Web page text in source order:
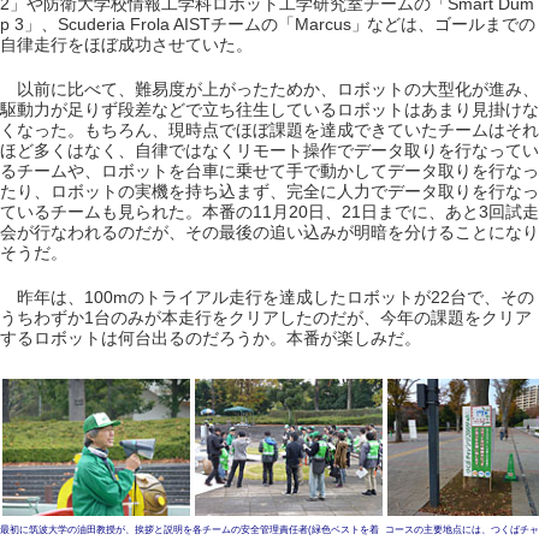
p 3」、Scuderia Frola AISTチームの「Marcus」などは、ゴールまでの
自律走行をほぼ成功させていた。
以前に比べて、難易度が上がったためか、ロボットの大型化が進み、
駆動力が足りず段差などで立ち往生しているロボットはあまり見掛けな
くなった。もちろん、現時点でほぼ課題を達成できていたチームはそれ
ほど多くはなく、自律ではなくリモート操作でデータ取りを行なってい
るチームや、ロボットを台車に乗せて手で動かしてデータ取りを行なっ
たり、ロボットの実機を持ち込まず、完全に人力でデータ取りを行なっ
ているチームも見られた。本番の11月20日、21日までに、あと3回試走
会が行なわれるのだが、その最後の追い込みが明暗を分けることになり
そうだ。
昨年は、100mのトライアル走行を達成したロボットが22台で、その
うちわずか1台のみが本走行をクリアしたのだが、今年の課題をクリア
するロボットは何台出るのだろうか。本番が楽しみだ。
最初に筑波大学の油田教授が、挨拶と説明を各チームの安全管理責任者(緑色ベストを着
コースの主要地点には、つくばチ